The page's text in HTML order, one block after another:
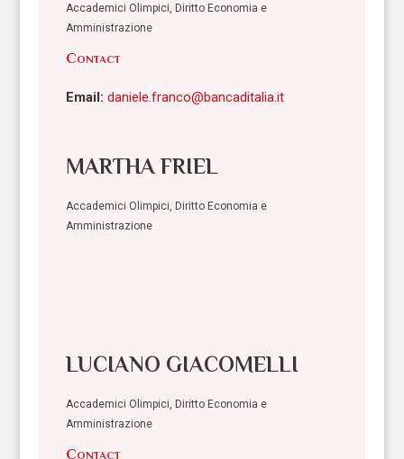
Accademici Olimpici, Diritto Economia e
Amministrazione
Contact
Email: daniele.franco@bancaditalia.it
MARTHA FRIEL
Accademici Olimpici, Diritto Economia e
Amministrazione
LUCIANO GIACOMELLI
Accademici Olimpici, Diritto Economia e
Amministrazione
Contact